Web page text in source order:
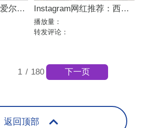
YouTube网红推荐：爱尔兰咖啡设备测评博主 Instagram网红推荐：西班牙母婴亲子家庭博主，出海品牌合作推荐
播放量：
转发评论：
1 / 180 下一页
返回顶部